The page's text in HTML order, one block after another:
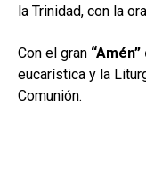
la Trinidad, con la
Con el gran
eucarística y la
Comunión.